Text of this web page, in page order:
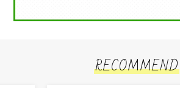
RECOMMEND